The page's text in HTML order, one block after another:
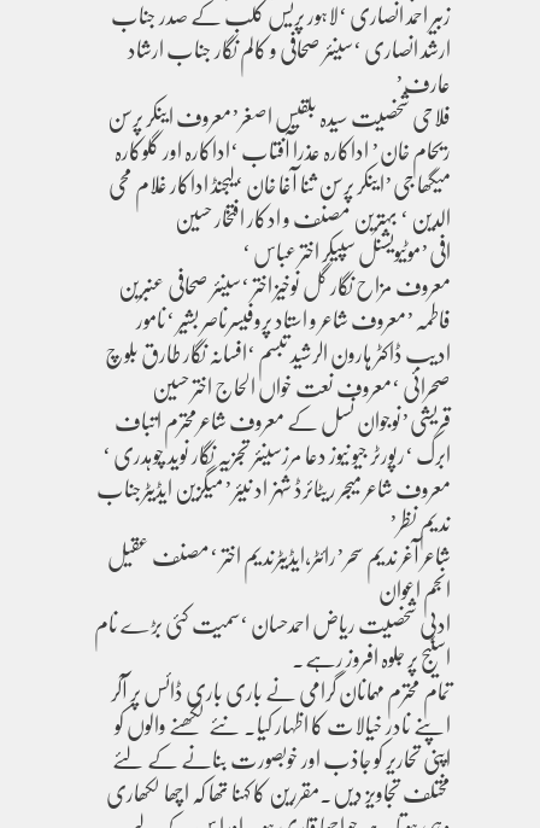
زبیر احمد انصاری ‘لاہور پریس کلب کے صدر جناب
ارشد انصاری ‘سینئر صحافی و کالم نگار جناب ارشاد
عارف’
فلاحی شخصیت سیدہ بلقیس اصغر’معروف اینکر پرسن
ریحام خان’ اداکارہ عذرا آفتاب ‘اداکارہ اور گلوکارہ
میگھا جی’اینکر پرسن ثنا آغا خان ‘لیجنڈ اداکار غلام محی
الدین ‘ بہترین مصنف و ادکار افتخار حسین
افی’موٹیویشنل سپیکر اختر عباس ‘
معروف مزاح نگار گل نوخیز اختر ‘سینئر صحافی عنبرین
فاطمہ’معروف شاعر و استاد پروفیسرناصر بشیر ‘نامور
ادیب ڈاکٹر ہارون الرشید تبسم ‘افسانہ نگار طارق بلوچ
صحرائی ‘معروف نعت خواں الحاج اختر حسین
قریشی’نوجوان نسل کے معروف شاعرمحترم اتباف
ابرک ‘رپورٹر جیو نیوز دعا مرزسینئر تجزیہ نگار نوید چوہدری ‘
معروف شاعر میجر ریٹائرڈ شہزاد نیئر’میگزین ایڈیٹرجناب
ندیم نظر’
شاعر آغر ندیم سحر’رائٹر،ایڈیٹرندیم اختر ‘مصنف عقیل
انجم اعوان
ادبی شخصیت ریاض احمدحسان ‘سمیت کئی بڑے نام
اسٹیج پر جلوہ افروز رہے۔
تمام محترم مہمانان گرامی نے باری باری ڈائس پر آکر
اپنے نادر خیالات کا اظہار کیا۔ نئے لکھنے والوں کو
اپنی تحاریر کو جاذب اور خوبصورت بنانے کے لئے
مختلف تجاویز دیں۔مقررین کا کہنا تھا کہ اچھا لکھاری